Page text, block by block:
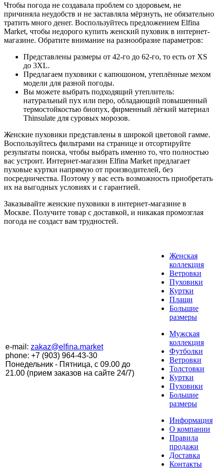
Чтобы погода не создавала проблем со здоровьем, не
причиняла неудобств и не заставляла мёрзнуть, не обязательно
тратить много денег. Воспользуйтесь предложением Elfina
Market, чтобы недорого купить женский пуховик в интернет-
магазине. Обратите внимание на разнообразие параметров:
Представлены размеры от 42-го до 62-го, то есть от XS
до 3XL.
Предлагаем пуховики с капюшоном, утеплённые мехом
модели для разной погоды.
Вы можете выбрать подходящий утеплитель:
натуральный пух или перо, обладающий повышенный
термостойкостью биопух, фирменный лёгкий материал
Thinsulate для суровых морозов.
Женские пуховики представлены в широкой цветовой гамме.
Воспользуйтесь фильтрами на странице и отсортируйте
результаты поиска, чтобы выбрать именно то, что полностью
вас устроит. Интернет-магазин Elfina Market предлагает
пуховые куртки напрямую от производителей, без
посредничества. Поэтому у вас есть возможность приобретать
их на выгодных условиях и с гарантией.
Заказывайте женские пуховики в интернет-магазине в
Москве. Получите товар с доставкой, и никакая промозглая
погода не создаст вам трудностей.
e-mail: zakaz@elfina.market
phone: +7 (903) 964-43-30
Понедельник - Пятница, с 09.00 до
21.00 (прием заказов на сайте 24/7)
Женская
коллекция
Ветровки
Пуховики
Куртки
Плащи
Большие
размеры
Мужская
коллекция
Футболки
Ветровки
Толстовки
Куртки
Пуховики
Большие
размеры
Информация
О компании
Правила
продажи
Доставка
Контакты